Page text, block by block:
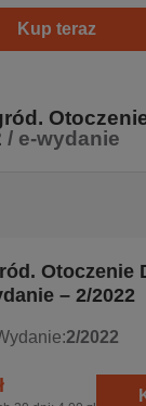
Kup teraz
/ e-wydanie
Otoczenie
– 2/2022
2/2022